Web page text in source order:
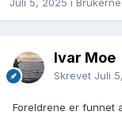
Juli 5, 2025 i
Ivar Moe
Skrevet Juli
Foreldrene er funnet